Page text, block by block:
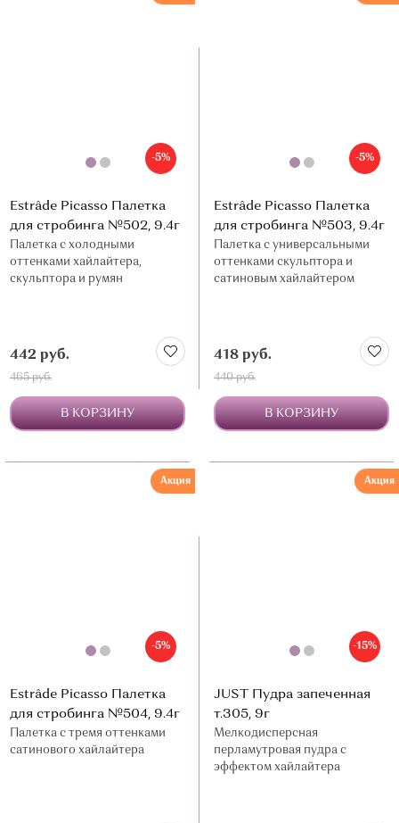
-5%
Estrâde Picasso Палетка
для стробинга №502, 9.4г
Палетка с холодными
оттенками хайлайтера,
скульптора и румян
442 руб.
465 руб.
В КОРЗИНУ
-5%
Estrâde Picasso Палетка
для стробинга №503, 9.4г
Палетка с универсальными
оттенками скульптора и
сатиновым хайлайтером
418 руб.
440 руб.
В КОРЗИНУ
-5%
Акция
Estrâde Picasso Палетка
для стробинга №504, 9.4г
Палетка с тремя оттенками
сатинового хайлайтера
-15%
Акция
JUST Пудра запеченная
т.305, 9г
Мелкодисперсная
перламутровая пудра с
эффектом хайлайтера